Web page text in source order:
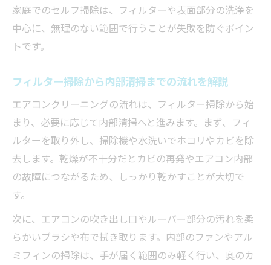
家庭でのセルフ掃除は、フィルターや表面部分の洗浄を
中心に、無理のない範囲で行うことが失敗を防ぐポイン
トです。
フィルター掃除から内部清掃までの流れを解説
エアコンクリーニングの流れは、フィルター掃除から始
まり、必要に応じて内部清掃へと進みます。まず、フィ
ルターを取り外し、掃除機や水洗いでホコリやカビを除
去します。乾燥が不十分だとカビの再発やエアコン内部
の故障につながるため、しっかり乾かすことが大切で
す。
次に、エアコンの吹き出し口やルーバー部分の汚れを柔
らかいブラシや布で拭き取ります。内部のファンやアル
ミフィンの掃除は、手が届く範囲のみ軽く行い、奥のカ